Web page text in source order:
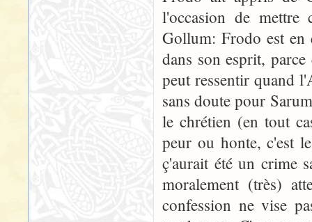
l'occasion de mettre
Gollum: Frodo est
dans son esprit,
peut ressentir quand
sans doute pour
le chrétien (en tout
peur ou honte, c'est
ç'aurait été un crime
moralement (très)
confession ne vise